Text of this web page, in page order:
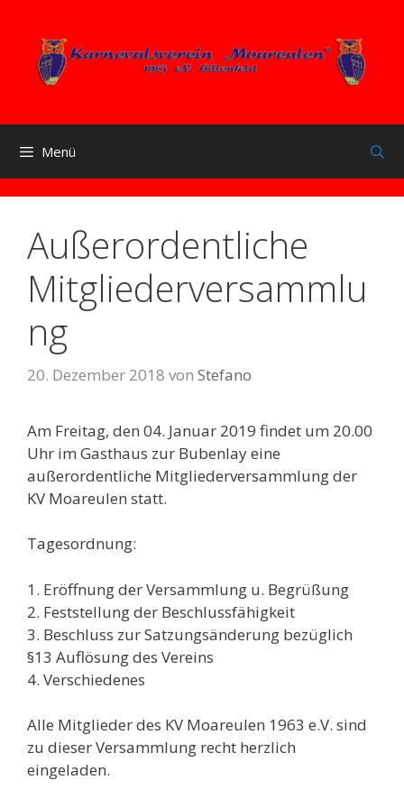
springen
Menü
Außerordentliche
Mitgliederversammlu
ng
20. Dezember 2018 von Stefano
Am Freitag, den 04. Januar 2019 findet um 20.00
Uhr im Gasthaus zur Bubenlay eine
außerordentliche Mitgliederversammlung der
KV Moareulen statt.
Tagesordnung:
1. Eröffnung der Versammlung u. Begrüßung
2. Feststellung der Beschlussfähigkeit
3. Beschluss zur Satzungsänderung bezüglich
§13 Auflösung des Vereins
4. Verschiedenes
Alle Mitglieder des KV Moareulen 1963 e.V. sind
zu dieser Versammlung recht herzlich
eingeladen.